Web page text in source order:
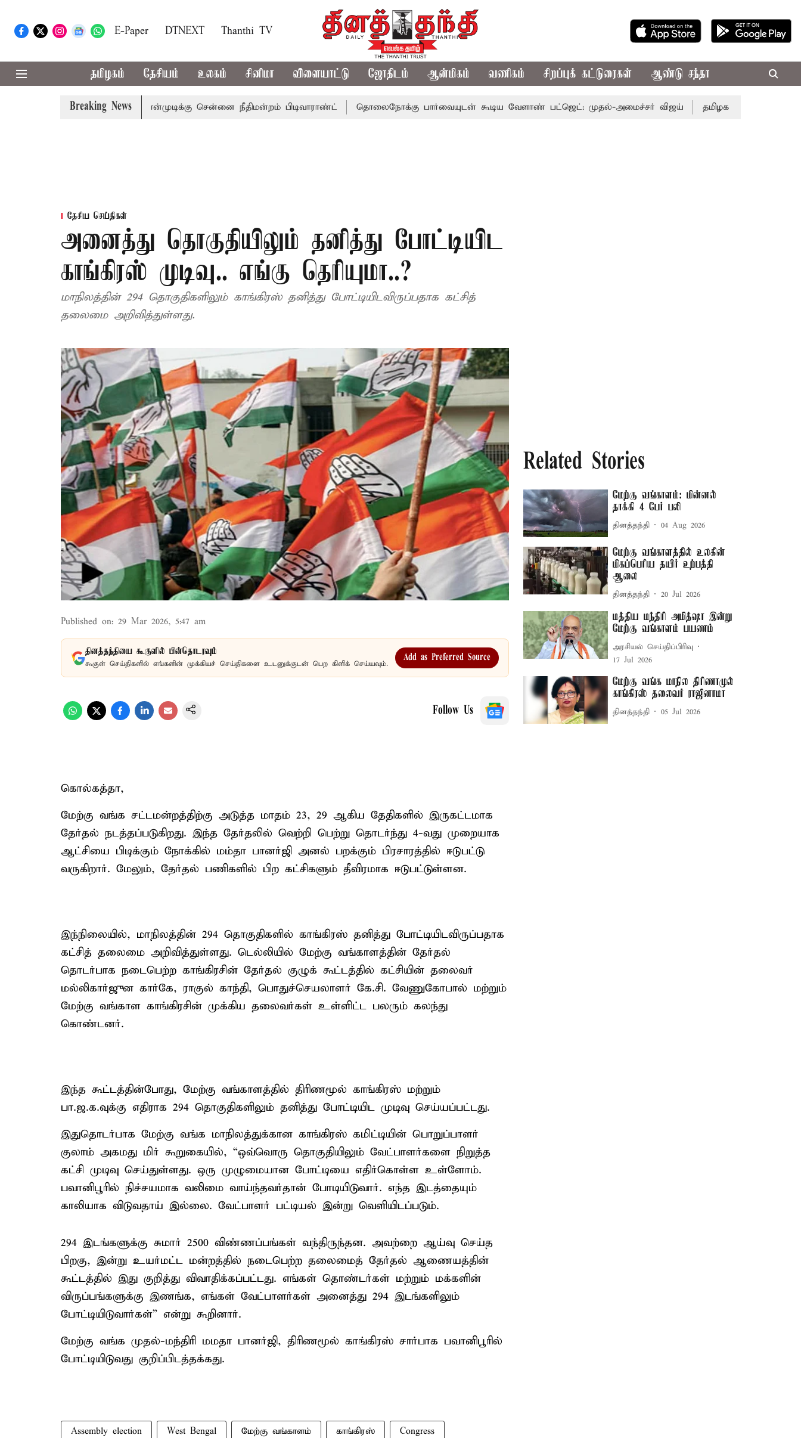
E-Paper DTNEXT Thanthi TV
தமிழகம் தேசியம் உலகம் சினிமா விளையாட்டு ஜோதிடம் ஆன்மிகம் வணிகம் சிறப்புக் கட்டுரைகள் ஆண்டு சந்தா
Breaking News
முன்னாள் அமைச்சர் பொன்முடிக்கு சென்னை நீதிமன்றம் பிடிவாராண்ட் தொலைநோக்கு பார்வையுடன் கூடிய வேளாண் பட்ஜெட்: முதல்-அமைச்சர் விஜய் தமிழக அரசியலில்
தேசிய செய்திகள்
அனைத்து தொகுதியிலும் தனித்து போட்டியிட
காங்கிரஸ் முடிவு.. எங்கு தெரியுமா..?
மாநிலத்தின் 294 தொகுதிகளிலும் காங்கிரஸ் தனித்து போட்டியிடவிருப்பதாக கட்சித்
தலைமை அறிவித்துள்ளது.
Published on: 29 Mar 2026, 5:47 am
தினத்தந்தியை கூகுளில் பின்தொடரவும்
கூகுள் செய்திகளில் எங்களின் முக்கியச் செய்திகளை உடனுக்குடன் பெற கிளிக் செய்யவும்.
Add as Preferred Source
Follow Us
கொல்கத்தா,
மேற்கு வங்க சட்டமன்றத்திற்கு அடுத்த மாதம் 23, 29 ஆகிய தேதிகளில் இருகட்டமாக
தேர்தல் நடத்தப்படுகிறது. இந்த தேர்தலில் வெற்றி பெற்று தொடர்ந்து 4-வது முறையாக
ஆட்சியை பிடிக்கும் நோக்கில் மம்தா பானர்ஜி அனல் பறக்கும் பிரசாரத்தில் ஈடுபட்டு
வருகிறார். மேலும், தேர்தல் பணிகளில் பிற கட்சிகளும் தீவிரமாக ஈடுபட்டுள்ளன.
இந்நிலையில், மாநிலத்தின் 294 தொகுதிகளில் காங்கிரஸ் தனித்து போட்டியிடவிருப்பதாக
கட்சித் தலைமை அறிவித்துள்ளது. டெல்லியில் மேற்கு வங்காளத்தின் தேர்தல்
தொடர்பாக நடைபெற்ற காங்கிரசின் தேர்தல் குழுக் கூட்டத்தில் கட்சியின் தலைவர்
மல்லிகார்ஜுன கார்கே, ராகுல் காந்தி, பொதுச்செயலாளர் கே.சி. வேணுகோபால் மற்றும்
மேற்கு வங்காள காங்கிரசின் முக்கிய தலைவர்கள் உள்ளிட்ட பலரும் கலந்து
கொண்டனர்.
இந்த கூட்டத்தின்போது, மேற்கு வங்காளத்தில் திரிணமூல் காங்கிரஸ் மற்றும்
பா.ஜ.க.வுக்கு எதிராக 294 தொகுதிகளிலும் தனித்து போட்டியிட முடிவு செய்யப்பட்டது.
இதுதொடர்பாக மேற்கு வங்க மாநிலத்துக்கான காங்கிரஸ் கமிட்டியின் பொறுப்பாளர்
குலாம் அகமது மிர் கூறுகையில், “ஒவ்வொரு தொகுதியிலும் வேட்பாளர்களை நிறுத்த
கட்சி முடிவு செய்துள்ளது. ஒரு முழுமையான போட்டியை எதிர்கொள்ள உள்ளோம்.
பவானிபூரில் நிச்சயமாக வலிமை வாய்ந்தவர்தான் போடியிடுவார். எந்த இடத்தையும்
காலியாக விடுவதாய் இல்லை. வேட்பாளர் பட்டியல் இன்று வெளியிடப்படும்.
294 இடங்களுக்கு சுமார் 2500 விண்ணப்பங்கள் வந்திருந்தன. அவற்றை ஆய்வு செய்த
பிறகு, இன்று உயர்மட்ட மன்றத்தில் நடைபெற்ற தலைமைத் தேர்தல் ஆணையத்தின்
கூட்டத்தில் இது குறித்து விவாதிக்கப்பட்டது. எங்கள் தொண்டர்கள் மற்றும் மக்களின்
விருப்பங்களுக்கு இணங்க, எங்கள் வேட்பாளர்கள் அனைத்து 294 இடங்களிலும்
போட்டியிடுவார்கள்” என்று கூறினார்.
மேற்கு வங்க முதல்-மந்திரி மமதா பானர்ஜி, திரிணமூல் காங்கிரஸ் சார்பாக பவானிபூரில்
போட்டியிடுவது குறிப்பிடத்தக்கது.
Assembly election West Bengal மேற்கு வங்காளம் காங்கிரஸ் Congress
Related Stories
மேற்கு வங்காளம்: மின்னல்
தாக்கி 4 பேர் பலி
தினத்தந்தி 04 Aug 2026
மேற்கு வங்காளத்தில் உலகின்
மிகப்பெரிய தயிர் உற்பத்தி
ஆலை
தினத்தந்தி 20 Jul 2026
மத்திய மந்திரி அமித்ஷா இன்று
மேற்கு வங்காளம் பயணம்
அரசியல் செய்திப்பிரிவு
17 Jul 2026
மேற்கு வங்க மாநில திரிணாமுல்
காங்கிரஸ் தலைவர் ராஜினாமா
தினத்தந்தி 05 Jul 2026